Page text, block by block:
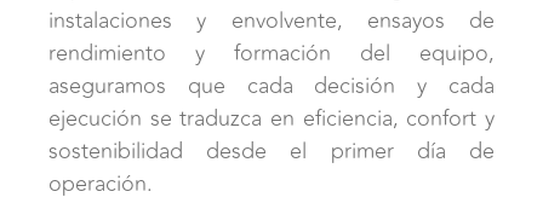
instalaciones y envolvente, ensayos de
rendimiento y formación del equipo,
aseguramos que cada decisión y cada
ejecución se traduzca en eficiencia, confort y
sostenibilidad desde el primer día de
operación.